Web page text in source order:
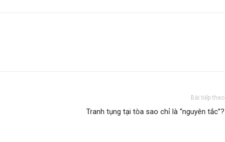
Bài tiếp theo
Tranh tụng tại tòa sao chỉ là “nguyên tắc”?